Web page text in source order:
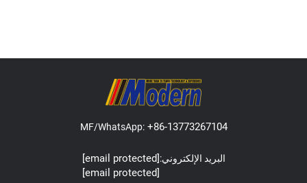
MF/WhatsApp:+86-13773267104
البريد الإلكتروني:[email protected]
[email protected]